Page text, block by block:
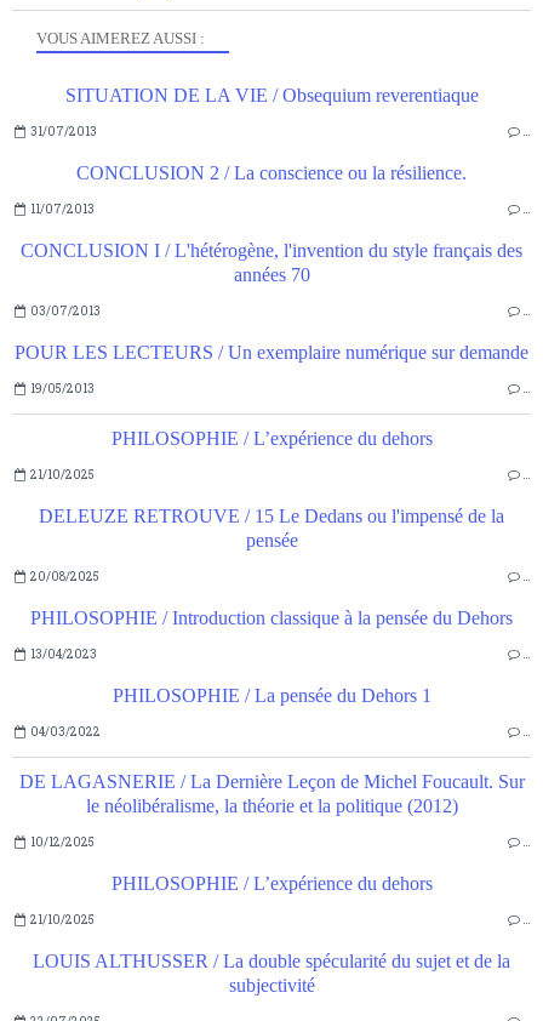
VOUS AIMEREZ AUSSI :
SITUATION DE LA VIE / Obsequium reverentiaque
31/07/2013 …
CONCLUSION 2 / La conscience ou la résilience.
11/07/2013 …
CONCLUSION I / L'hétérogène, l'invention du style français des
années 70
03/07/2013 …
POUR LES LECTEURS / Un exemplaire numérique sur demande
19/05/2013 …
PHILOSOPHIE / L’expérience du dehors
21/10/2025 …
DELEUZE RETROUVE / 15 Le Dedans ou l'impensé de la
pensée
20/08/2025 …
PHILOSOPHIE / Introduction classique à la pensée du Dehors
13/04/2023 …
PHILOSOPHIE / La pensée du Dehors 1
04/03/2022 …
DE LAGASNERIE / La Dernière Leçon de Michel Foucault. Sur
le néolibéralisme, la théorie et la politique (2012)
10/12/2025 …
PHILOSOPHIE / L’expérience du dehors
21/10/2025 …
LOUIS ALTHUSSER / La double spécularité du sujet et de la
subjectivité